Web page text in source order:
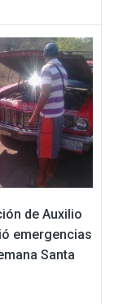
de Auxilio
emergencias
Santa